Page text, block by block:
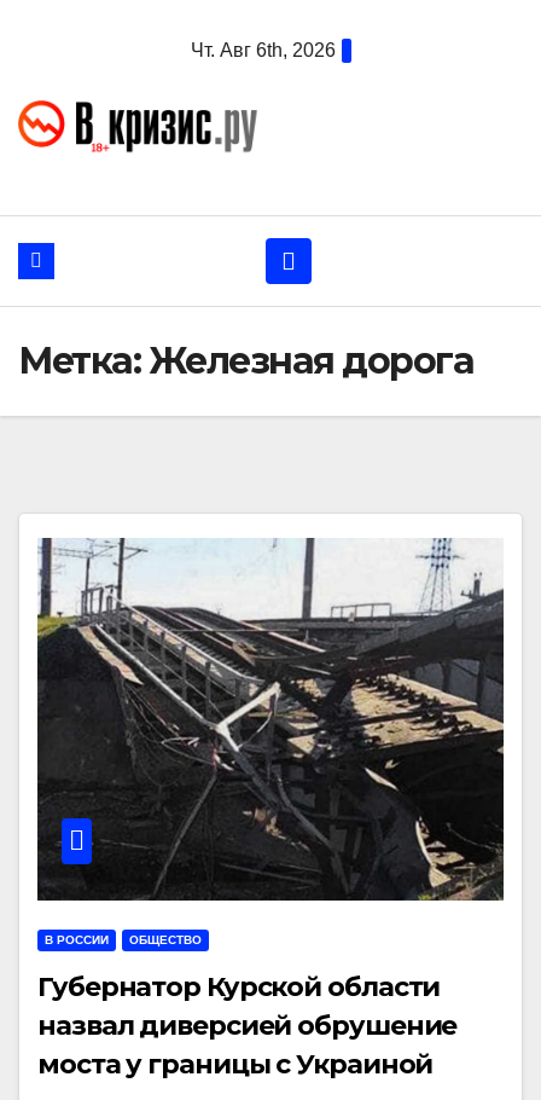
Чт. Авг 6th, 2026
Метка:Железная дорога
В РОССИИ ОБЩЕСТВО
Губернатор Курской области
назвал диверсией обрушение
моста у границы с Украиной